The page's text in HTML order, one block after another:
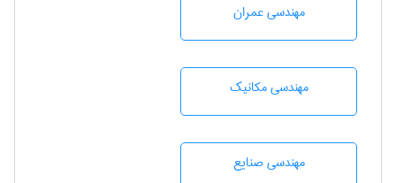
مهندسی عمران
مهندسی مکانیک
مهندسی صنايع